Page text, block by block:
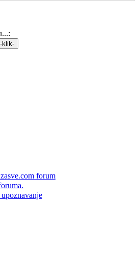
forum